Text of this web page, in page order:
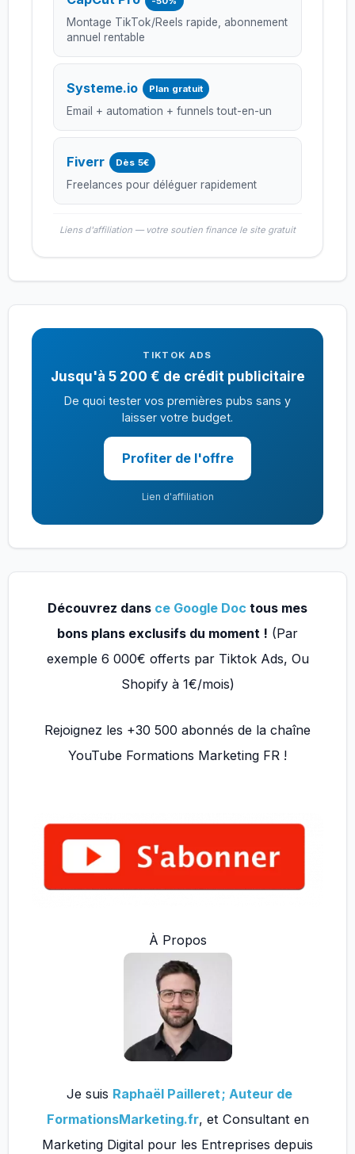
Montage TikTok/Reels rapide, abonnement
annuel rentable
Systeme.io Plan gratuit
Email + automation + funnels tout-en-un
Fiverr Dès 5€
Freelances pour déléguer rapidement
Liens d'affiliation — votre soutien finance le site gratuit
TIKTOK ADS
Jusqu'à 5 200 € de crédit publicitaire
De quoi tester vos premières pubs sans y
laisser votre budget.
Profiter de l'offre
Lien d'affiliation
Découvrez dans ce Google Doc tous mes
bons plans exclusifs du moment ! (Par
exemple 6 000€ offerts par Tiktok Ads, Ou
Shopify à 1€/mois)
Rejoignez les +30 500 abonnés de la chaîne
YouTube Formations Marketing FR !
À Propos
Je suis Raphaël Pailleret ; Auteur de
FormationsMarketing.fr, et Consultant en
Marketing Digital pour les Entreprises depuis